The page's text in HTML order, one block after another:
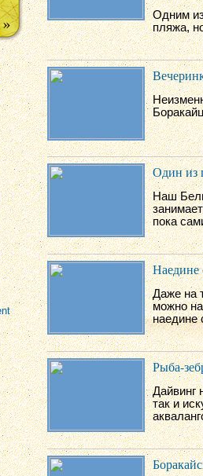
Одним
пляжа,
Один из
Наш
пока
Даже на
можно
наедине
Рыба-
Дайвинг
так и